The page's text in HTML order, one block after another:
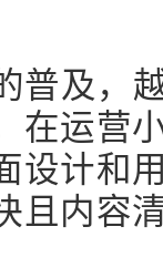
普及，
在运营
设计和
且内容